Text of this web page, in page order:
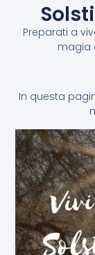
Preparati a
magia
In questa